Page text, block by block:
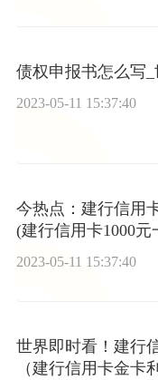
债权申报书怎么写
2023-05-11 15:37:40
今热点：建行信用
(建行信用卡1000元
2023-05-11 15:37:40
世界即时看！建行
（建行信用卡金卡